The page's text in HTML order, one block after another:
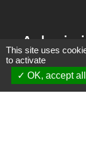
This site uses
to activate
OK, accept all